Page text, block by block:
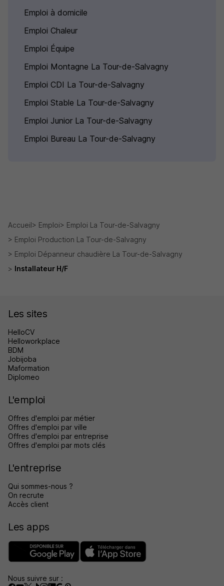
Emploi à domicile
Emploi Chaleur
Emploi Équipe
Emploi Montagne La Tour-de-Salvagny
Emploi CDI La Tour-de-Salvagny
Emploi Stable La Tour-de-Salvagny
Emploi Junior La Tour-de-Salvagny
Emploi Bureau La Tour-de-Salvagny
Accueil Emploi
Emploi La Tour-de-Salvagny
Emploi Production La Tour-de-Salvagny
Emploi Dépanneur chaudière La Tour-de-Salvagny
Installateur H/F
Les sites
HelloCV
Helloworkplace
BDM
Jobijoba
Maformation
Diplomeo
L'emploi
Offres d'emploi par métier
Offres d'emploi par ville
Offres d'emploi par entreprise
Offres d'emploi par mots clés
L'entreprise
Qui sommes-nous ?
On recrute
Accès client
Les apps
Nous suivre sur :